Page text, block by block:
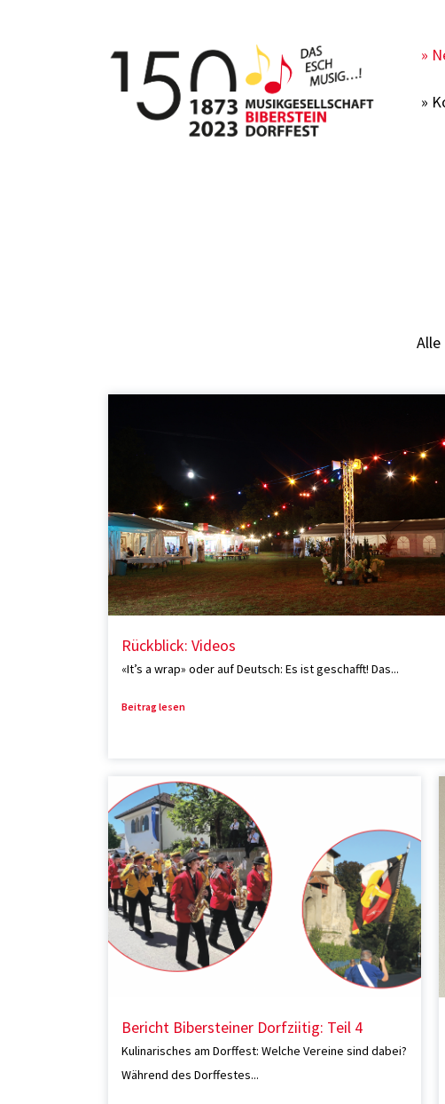
»
»
Rückblick: Videos
«It’s a wrap» oder auf Deutsch: Es ist geschafft! Das...
Beitrag lesen
Bericht Bibersteiner Dorfziitig: Teil 4
Kulinarisches am Dorffest: Welche Vereine sind dabei?
Während des Dorffestes...